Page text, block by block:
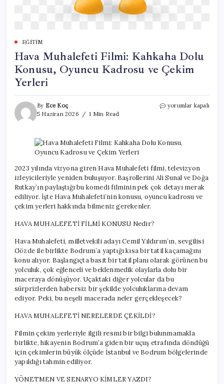
EĞITIM
Hava Muhalefeti Filmi: Kahkaha Dolu
Konusu, Oyuncu Kadrosu ve Çekim
Yerleri
By Ece Koç
5 Haziran 2026
1 Min Read
Hava
Konusu,
Kadrosu
ve
Çekim
Yerleri
için
yorumlar kapalı
2023 yılında vizyona giren Hava Muhalefeti filmi, televizyon
izleyicileriyle yeniden buluşuyor. Başrollerini Ali Sunal ve Doğa
Rutkay’ın paylaştığı bu komedi filminin pek çok detayı merak
ediliyor. İşte Hava Muhalefeti’nin konusu, oyuncu kadrosu ve
çekim yerleri hakkında bilmeniz gerekenler.
HAVA MUHALEFETİ FİLMİ KONUSU Nedir?
Hava Muhalefeti, milletvekili adayı Cemil Yıldırım’ın, sevgilisi
Gözde ile birlikte Bodrum’a yaptığı kısa bir tatil kaçamağını
konu alıyor. Başlangıçta basit bir tatil planı olarak görünen bu
yolculuk, çok eğlenceli ve beklenmedik olaylarla dolu bir
maceraya dönüşüyor. Uçaktaki diğer yolcular da bu
sürprizlerden habersiz bir şekilde yolculuklarına devam
ediyor. Peki, bu neşeli macerada neler gerçekleşecek?
HAVA MUHALEFETİ NERELERDE ÇEKİLDİ?
Filmin çekim yerleriyle ilgili resmi bir bilgi bulunmamakla
birlikte, hikayenin Bodrum’a giden bir uçuş etrafında döndüğü
için çekimlerin büyük ölçüde İstanbul ve Bodrum bölgelerinde
yapıldığı tahmin ediliyor.
YÖNETMEN VE SENARYO KİMLER YAZDI?